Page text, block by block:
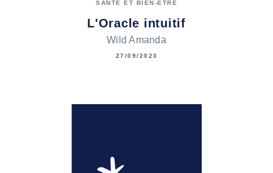
SANTÉ ET BIEN-ÊTRE
L'Oracle intuitif
Wild Amanda
27/09/2023